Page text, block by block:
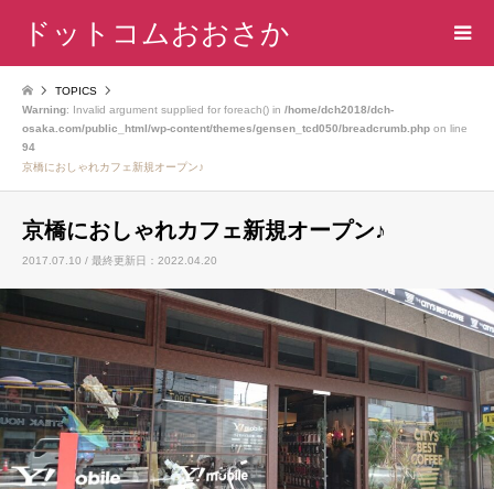
ドットコムおおさか
TOPICS
Warning: Invalid argument supplied for foreach() in /home/dch2018/dch-
osaka.com/public_html/wp-content/themes/gensen_tcd050/breadcrumb.php on line
94
京橋におしゃれカフェ新規オープン♪
京橋におしゃれカフェ新規オープン♪
2017.07.10 / 最終更新日：2022.04.20